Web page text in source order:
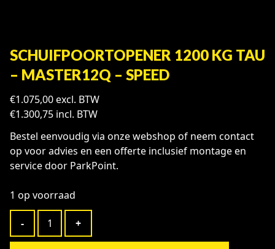
SCHUIFPOORTOPENER 1200 KG TAU
– MASTER12Q – SPEED
€1.075,00excl. BTW
€1.300,75 incl. BTW
Bestel eenvoudig via onze webshop of neem contact
op voor advies en een offerte inclusief montage en
service door ParkPoint.
1 op voorraad
-
1200
Kg
+